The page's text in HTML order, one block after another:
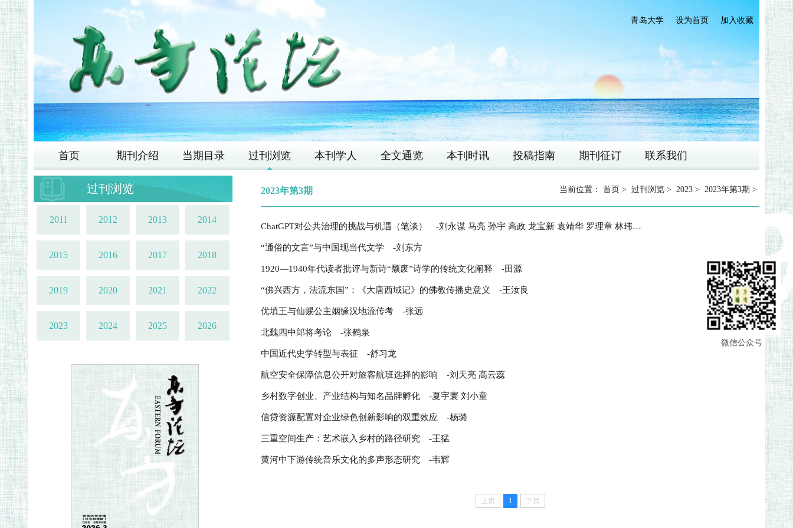
加入收藏
设为首页
青岛大学
首页 期刊介绍 当期目录 过刊浏览 本刊学人 全文通览 本刊时讯 投稿指南 期刊征订 联系我们
微信公众号
过刊浏览
2011 2012 2013 2014
2015 2016 2017 2018
2019 2020 2021 2022
2023 2024 2025 2026
2023年第3期 当前位置： 首页 > 过刊浏览 > 2023 > 2023年第3期 >
ChatGPT对公共治理的挑战与机遇（笔谈） -刘永谋 马亮 孙宇 高政 龙宝新 袁靖华 罗理章 林玮 崔岐恩
“通俗的文言”与中国现当代文学 -刘东方
1920—1940年代读者批评与新诗“颓废”诗学的传统文化阐释 -田源
“佛兴西方，法流东国”：《大唐西域记》的佛教传播史意义 -王汝良
优填王与仙赐公主姻缘汉地流传考 -张远
北魏四中郎将考论 -张鹤泉
中国近代史学转型与表征 -舒习龙
航空安全保障信息公开对旅客航班选择的影响 -刘天亮 高云蕊
乡村数字创业、产业结构与知名品牌孵化 -夏宇寰 刘小童
信贷资源配置对企业绿色创新影响的双重效应 -杨璐
三重空间生产：艺术嵌入乡村的路径研究 -王猛
黄河中下游传统音乐文化的多声形态研究 -韦辉
上页 1 下页